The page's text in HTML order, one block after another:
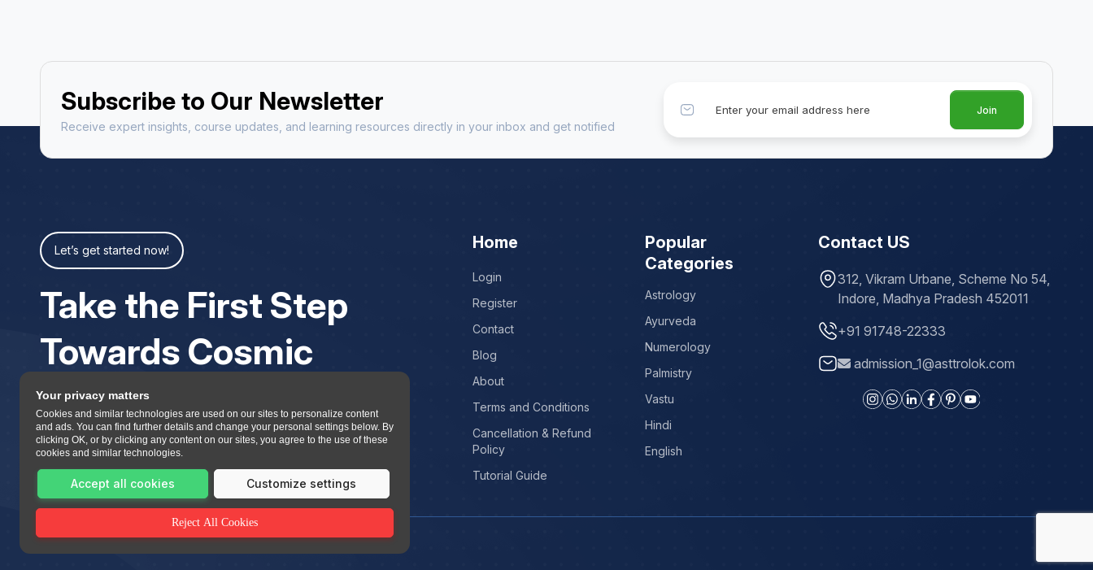
Subscribe to Our Newsletter
Receive expert insights, course updates, and learning resources directly in your inbox and get notified
Join
Let’s get started now!
Take the First Step
Towards Cosmic
Home
Login
Register
Contact
Blog
About
Terms and Conditions
Cancellation & Refund
Policy
Tutorial Guide
Popular
Categories
Astrology
Ayurveda
Numerology
Palmistry
Vastu
Hindi
English
Contact US
312, Vikram Urbane, Scheme No 54,
Indore, Madhya Pradesh 452011
+91 91748-22333
admission_1@asttrolok.com
Your privacy matters
Cookies and similar technologies are used on our sites to personalize content
and ads. You can find further details and change your personal settings below. By
clicking OK, or by clicking any content on our sites, you agree to the use of these
cookies and similar technologies.
Accept all cookies Customize settings
Reject All Cookies